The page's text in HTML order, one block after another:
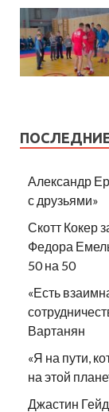
Александр
с друзьями»
Скотт Кокер
Федора
50 на 50
«Есть
Вартанян
«Я на пути,
на этой
Джастин